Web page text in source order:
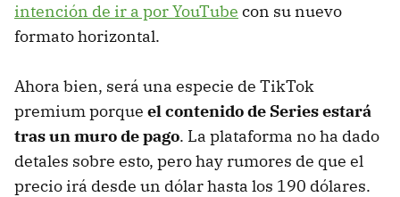
intención de ir a por YouTube con su nuevo
formato horizontal.
Ahora bien, será una especie de TikTok
premium porque el contenido de Series estará
tras un muro de pago. La plataforma no ha dado
detales sobre esto, pero hay rumores de que el
precio irá desde un dólar hasta los 190 dólares.